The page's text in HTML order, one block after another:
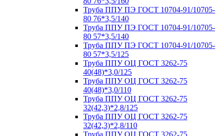
Труба ППУ ПЭ ГОСТ 10704-91/10705-
80 76*3,5/140
Труба ППУ ПЭ ГОСТ 10704-91/10705-
80 57*3,5/140
Труба ППУ ПЭ ГОСТ 10704-91/10705-
80 57*3,5/125
Труба ППУ ОЦ ГОСТ 3262-75
40(48)*3,0/125
Труба ППУ ОЦ ГОСТ 3262-75
40(48)*3,0/110
Труба ППУ ОЦ ГОСТ 3262-75
32(42,3)*2,8/125
Труба ППУ ОЦ ГОСТ 3262-75
32(42,3)*2,8/110
Труба ППУ ОЦ ГОСТ 3262-75